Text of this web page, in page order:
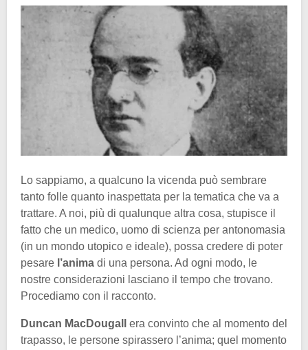
Lo sappiamo, a qualcuno la vicenda può sembrare
tanto folle quanto inaspettata per la tematica che va a
trattare. A noi, più di qualunque altra cosa, stupisce il
fatto che un medico, uomo di scienza per antonomasia
(in un mondo utopico e ideale), possa credere di poter
pesare l’anima di una persona. Ad ogni modo, le
nostre considerazioni lasciano il tempo che trovano.
Procediamo con il racconto.
Duncan MacDougall
era convinto che al momento del
trapasso, le persone spirassero l’anima; quel momento